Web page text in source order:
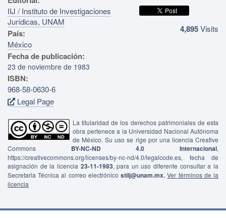
IIJ / Instituto de Investigaciones
Jurídicas, UNAM
País:
México
Fecha de publicación:
23 de noviembre de 1983
ISBN:
968-58-0630-6
Legal Page
4,895Visits
La titularidad de los derechos patrimoniales de esta
obra pertenece a la Universidad Nacional Autónoma
de México. Su uso se rige por una licencia Creative
Commons BY-NC-ND 4.0 Internacional,
https://creativecommons.org/licenses/by-nc-nd/4.0/legalcode.es, fecha de
asignación de la licencia 23-11-1983, para un uso diferente consultar a la
Secretaria Técnica al correo electrónicostiij@unam.mx. Ver términos de la
licencia